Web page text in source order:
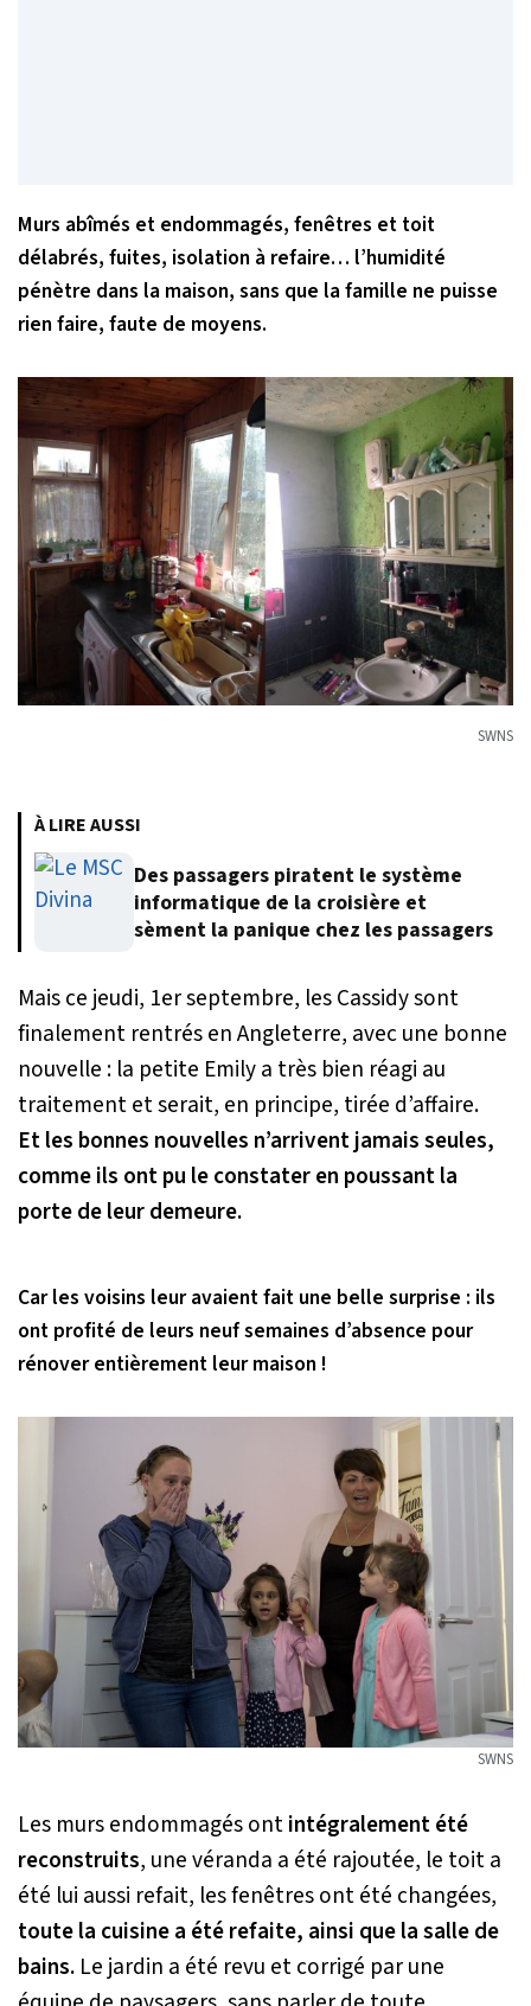
Murs abîmés et endommagés, fenêtres et toit
délabrés, fuites, isolation à refaire… l’humidité
pénètre dans la maison, sans que la famille ne puisse
rien faire, faute de moyens.
SWNS
À LIRE AUSSI
Des passagers piratent le système
informatique de la croisière et
sèment la panique chez les passagers
Mais ce jeudi, 1er septembre, les Cassidy sont
finalement rentrés en Angleterre, avec une bonne
nouvelle : la petite Emily a très bien réagi au
traitement et serait, en principe, tirée d’affaire.
Et les bonnes nouvelles n’arrivent jamais seules,
comme ils ont pu le constater en poussant la
porte de leur demeure.
Car les voisins leur avaient fait une belle surprise : ils
ont profité de leurs neuf semaines d’absence pour
rénover entièrement leur maison !
SWNS
Les murs endommagés ontintégralement été
reconstruits, une véranda a été rajoutée, le toit a
été lui aussi refait, les fenêtres ont été changées,
toute la cuisine a été refaite, ainsi que la salle de
bains. Le jardin a été revu et corrigé par une